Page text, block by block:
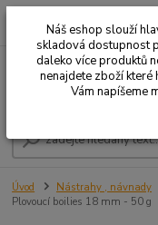
+420 732 707 573
Úvod Nástrahy , návnady
Plovoucí boilies 18 mm - 50 g
Náš eshop slouží
skladová dostupnost
daleko více produktů
nenajdete zboží které
Vám napíšeme